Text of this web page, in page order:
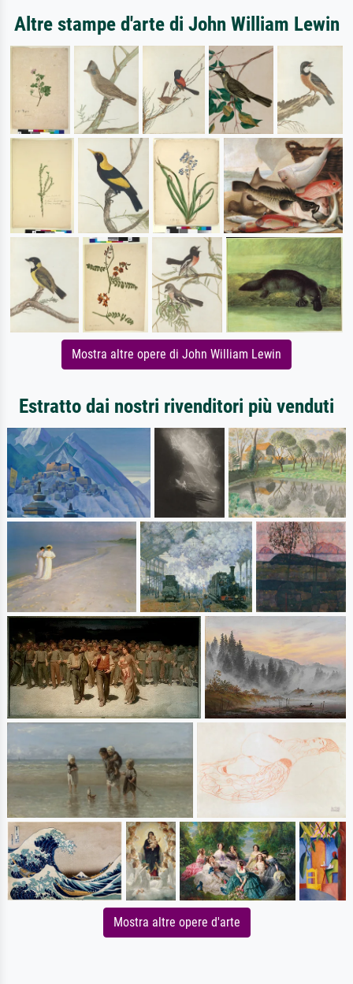
Altre stampe d'arte di John William Lewin
Mostra altre opere di John William Lewin
Estratto dai nostri rivenditori più venduti
Mostra altre opere d'arte